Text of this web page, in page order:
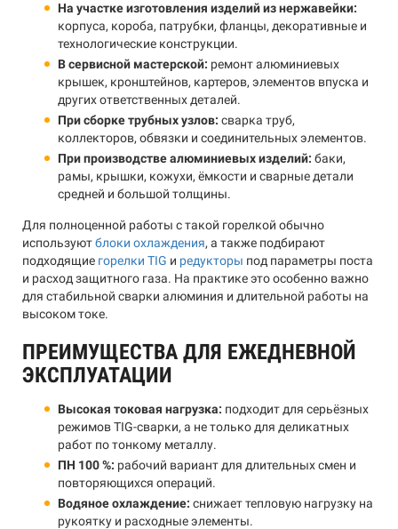
На участке изготовления изделий из нержавейки:
корпуса, короба, патрубки, фланцы, декоративные и
технологические конструкции.
В сервисной мастерской: ремонт алюминиевых
крышек, кронштейнов, картеров, элементов впуска и
других ответственных деталей.
При сборке трубных узлов: сварка труб,
коллекторов, обвязки и соединительных элементов.
При производстве алюминиевых изделий: баки,
рамы, крышки, кожухи, ёмкости и сварные детали
средней и большой толщины.
Для полноценной работы с такой горелкой обычно
используютблоки охлаждения, а также подбирают
подходящие горелки TIG и редукторы под параметры поста
и расход защитного газа. На практике это особенно важно
для стабильной сварки алюминия и длительной работы на
высоком токе.
ПРЕИМУЩЕСТВА ДЛЯ ЕЖЕДНЕВНОЙ
ЭКСПЛУАТАЦИИ
Высокая токовая нагрузка: подходит для серьёзных
режимов TIG-сварки, а не только для деликатных
работ по тонкому металлу.
ПН 100 %: рабочий вариант для длительных смен и
повторяющихся операций.
Водяное охлаждение: снижает тепловую нагрузку на
рукоятку и расходные элементы.